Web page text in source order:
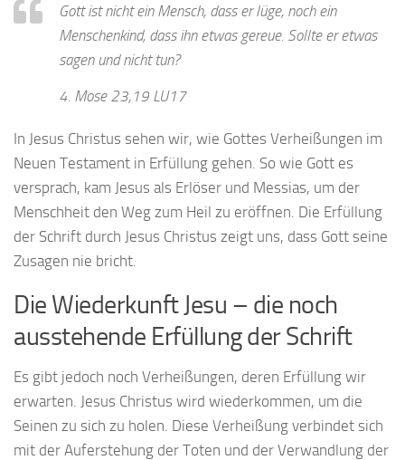
Gott ist nicht ein Mensch, dass er lüge, noch ein
Menschenkind, dass ihn etwas gereue. Sollte er etwas
sagen und nicht tun?
4. Mose 23,19 LU17
In Jesus Christus sehen wir, wie Gottes Verheißungen im
Neuen Testament in Erfüllung gehen. So wie Gott es
versprach, kam Jesus als Erlöser und Messias, um der
Menschheit den Weg zum Heil zu eröffnen. Die Erfüllung
der Schrift durch Jesus Christus zeigt uns, dass Gott seine
Zusagen nie bricht.
Die Wiederkunft Jesu – die noch
ausstehende Erfüllung der Schrift
Es gibt jedoch noch Verheißungen, deren Erfüllung wir
erwarten. Jesus Christus wird wiederkommen, um die
Seinen zu sich zu holen. Diese Verheißung verbindet sich
mit der Auferstehung der Toten und der Verwandlung der